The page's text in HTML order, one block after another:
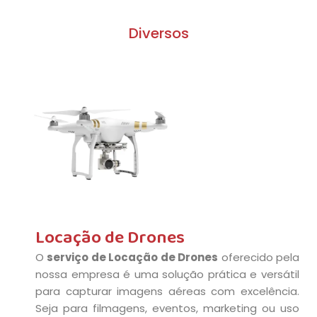
Diversos
Locação de Drones
O serviço de Locação de Drones oferecido pela
nossa empresa é uma solução prática e versátil
para capturar imagens aéreas com excelência.
Seja para filmagens, eventos, marketing ou uso